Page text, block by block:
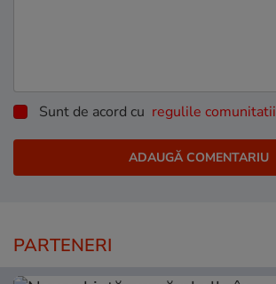
Sunt de acord cu regulile comunitatii
PARTENERI